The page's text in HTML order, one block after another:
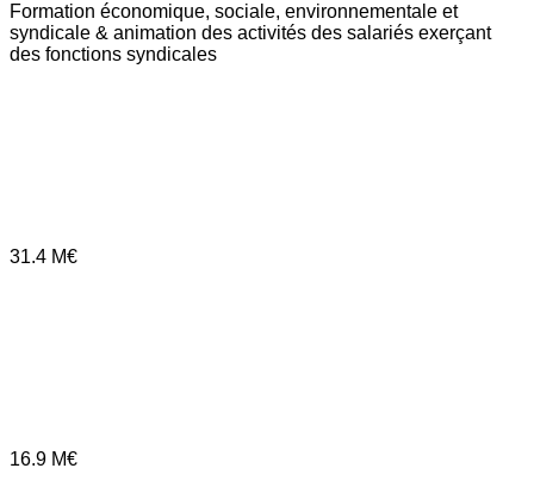
Formation économique, sociale, environnementale et
syndicale & animation des activités des salariés exerçant
des fonctions syndicales
31.4 M€
16.9 M€